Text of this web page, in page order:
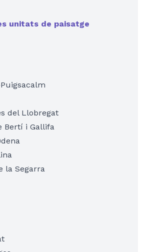
unitats de paisatge
del Llobregat
Bertí i Gallifa
la Segarra